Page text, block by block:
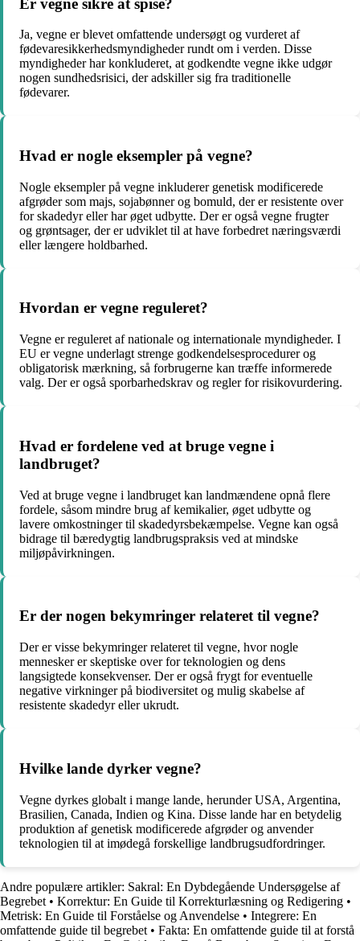
Ja, vegne er blevet omfattende undersøgt og vurderet af
fødevaresikkerhedsmyndigheder rundt om i verden. Disse
myndigheder har konkluderet, at godkendte vegne ikke udgør
nogen sundhedsrisici, der adskiller sig fra traditionelle
fødevarer.
Hvad er nogle eksempler på vegne?
Nogle eksempler på vegne inkluderer genetisk modificerede
afgrøder som majs, sojabønner og bomuld, der er resistente over
for skadedyr eller har øget udbytte. Der er også vegne frugter
og grøntsager, der er udviklet til at have forbedret næringsværdi
eller længere holdbarhed.
Hvordan er vegne reguleret?
Vegne er reguleret af nationale og internationale myndigheder. I
EU er vegne underlagt strenge godkendelsesprocedurer og
obligatorisk mærkning, så forbrugerne kan træffe informerede
valg. Der er også sporbarhedskrav og regler for risikovurdering.
Hvad er fordelene ved at bruge vegne i
landbruget?
Ved at bruge vegne i landbruget kan landmændene opnå flere
fordele, såsom mindre brug af kemikalier, øget udbytte og
lavere omkostninger til skadedyrsbekæmpelse. Vegne kan også
bidrage til bæredygtig landbrugspraksis ved at mindske
miljøpåvirkningen.
Er der nogen bekymringer relateret til vegne?
Der er visse bekymringer relateret til vegne, hvor nogle
mennesker er skeptiske over for teknologien og dens
langsigtede konsekvenser. Der er også frygt for eventuelle
negative virkninger på biodiversitet og mulig skabelse af
resistente skadedyr eller ukrudt.
Hvilke lande dyrker vegne?
Vegne dyrkes globalt i mange lande, herunder USA, Argentina,
Brasilien, Canada, Indien og Kina. Disse lande har en betydelig
produktion af genetisk modificerede afgrøder og anvender
teknologien til at imødegå forskellige landbrugsudfordringer.
Andre populære artikler: Sakral: En Dybdegående Undersøgelse af
Begrebet • Korrektur: En Guide til Korrekturlæsning og Redigering •
Metrisk: En Guide til Forståelse og Anvendelse • Integrere: En
omfattende guide til begrebet • Fakta: En omfattende guide til at forstå